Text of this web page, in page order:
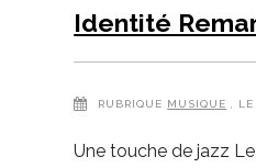
Identité
RUBRIQUE MUSIQUE ,
Une touche de jazz